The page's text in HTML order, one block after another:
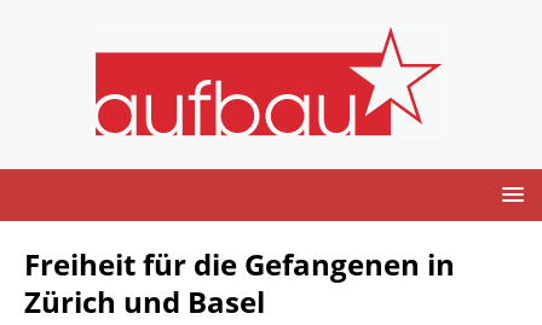
Freiheit für die Gefangenen in
Zürich und Basel